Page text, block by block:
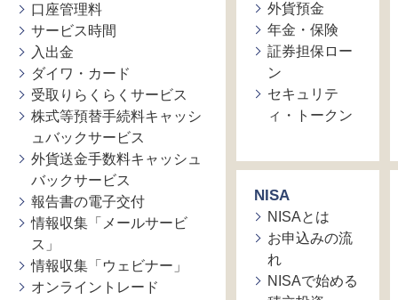
口座管理料
サービス時間
入出金
ダイワ・カード
受取りらくらくサービス
株式等預替手続料キャッシ
ュバックサービス
外貨送金手数料キャッシュ
バックサービス
報告書の電子交付
情報収集「メールサービ
ス」
情報収集「ウェビナー」
オンライントレード
外貨預金
年金・保険
証券担保ロー
ン
セキュリテ
ィ・トークン
NISA
NISAとは
お申込みの流
れ
NISAで始める